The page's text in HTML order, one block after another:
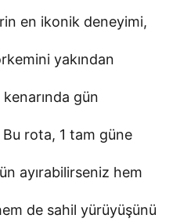
en ikonik deneyimi,
yakından
gün
Bu rota, 1 tam güne
ayırabilirseniz hem
de sahil yürüyüşünü